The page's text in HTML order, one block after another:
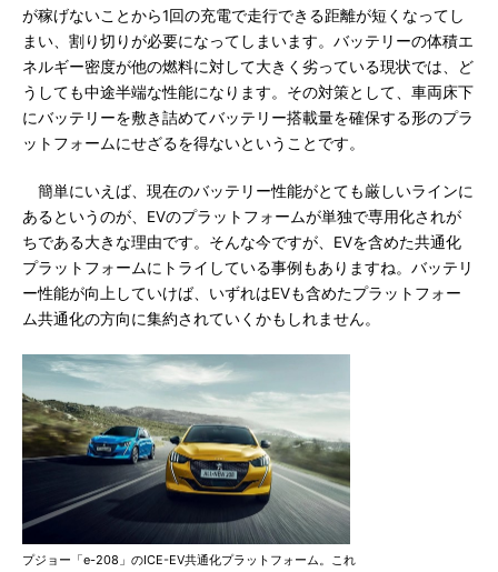
が稼げないことから1回の充電で走行できる距離が短くなってし
まい、割り切りが必要になってしまいます。バッテリーの体積エ
ネルギー密度が他の燃料に対して大きく劣っている現状では、ど
うしても中途半端な性能になります。その対策として、車両床下
にバッテリーを敷き詰めてバッテリー搭載量を確保する形のプラ
ットフォームにせざるを得ないということです。
簡単にいえば、現在のバッテリー性能がとても厳しいラインに
あるというのが、EVのプラットフォームが単独で専用化されが
ちである大きな理由です。そんな今ですが、EVを含めた共通化
プラットフォームにトライしている事例もありますね。バッテリ
ー性能が向上していけば、いずれはEVも含めたプラットフォー
ム共通化の方向に集約されていくかもしれません。
プジョー「e-208」のICE-EV共通化プラットフォーム。これ